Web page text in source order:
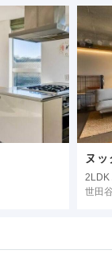
ヌッ
2LDK
世田